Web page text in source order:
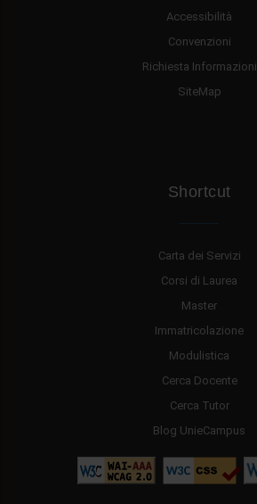
Accessibilità
Convenzioni
Richiesta Informazioni
SiteMap
Shortcut
Carta dei Servizi
Corsi di Laurea
Master
Immatricolazione
Modulistica
Cerca Docente
Cerca Tutor
Blog UnieCampus